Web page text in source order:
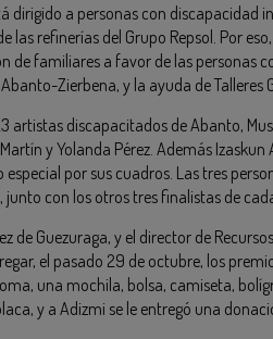
dirigido a personas con discapacidad
las refinerías del Grupo Repsol. Por
de familiares a favor de las personas
Zierbena, y la ayuda de Talleres
artistas discapacitados de Abanto,
y Yolanda Pérez. Además
por sus cuadros. Las tres
junto con los otros tres finalistas de
de Guezuraga, y el director de
el pasado 29 de octubre, los
una mochila, bolsa, camiseta,
y a Adizmi se le entregó una